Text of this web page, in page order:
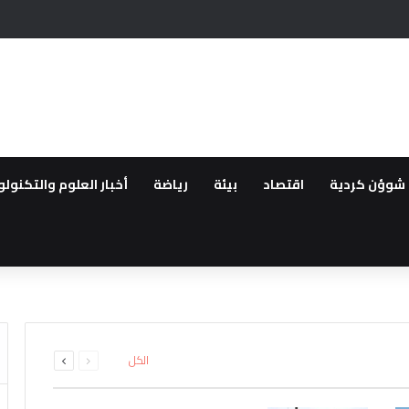
ساعات المولدات في الحسكة وسط شكاوى من الاهالي
شوؤن كردية اقتصاد بيئة رياضة أخبار العلوم
في سوريا رغم تراجع
من مهجري سري كانيه إلى
المدعومة من تركيا لتقليص
“تعزيز التضامن الوطني
سراح الزعيمين الكرديين
الكل الصفحةالصفحة